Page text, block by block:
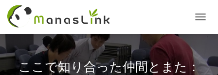
O
ここで知り合った仲間とまた：